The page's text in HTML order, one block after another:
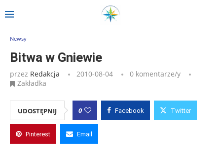
Strona główna Bitwa w Gniewie
Newsy
Bitwa w Gniewie
przez Redakcja 2010-08-04
0 komentarze/y
Zakładka
UDOSTĘPNIJ 0 Facebook Twitter
Pinterest Email